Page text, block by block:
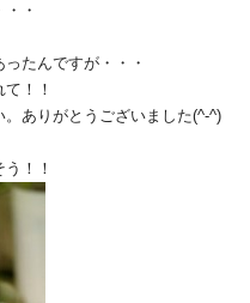
・
たんですが・・・
！！
ありがとうございました(^-^)
！！